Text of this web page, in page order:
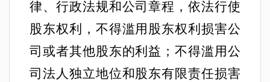
律、行政法规和公司章程，依法行使
股东权利，不得滥用股东权利损害公
司或者其他股东的利益；不得滥用公
司法人独立地位和股东有限责任损害